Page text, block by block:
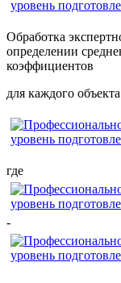
Обработка
определении
коэффициентов
для каждого
где
-